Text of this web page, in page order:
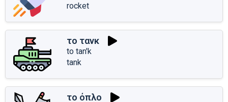
rocket
το τανκ
to tan'k
tank
το όπλο